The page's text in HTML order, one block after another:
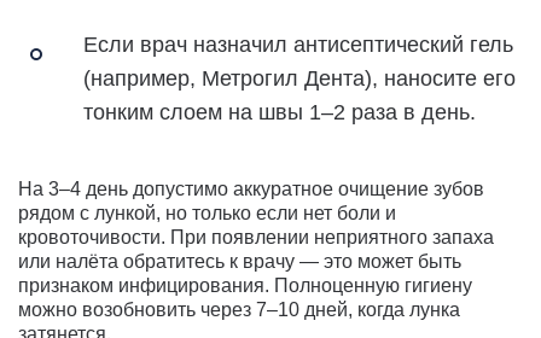
Если врач назначил антисептический гель
(например, Метрогил Дента), наносите его
тонким слоем на швы 1–2 раза в день.
На 3–4 день допустимо аккуратное очищение зубов
рядом с лункой, но только если нет боли и
кровоточивости. При появлении неприятного запаха
или налёта обратитесь к врачу — это может быть
признаком инфицирования. Полноценную гигиену
можно возобновить через 7–10 дней, когда лунка
затянется.